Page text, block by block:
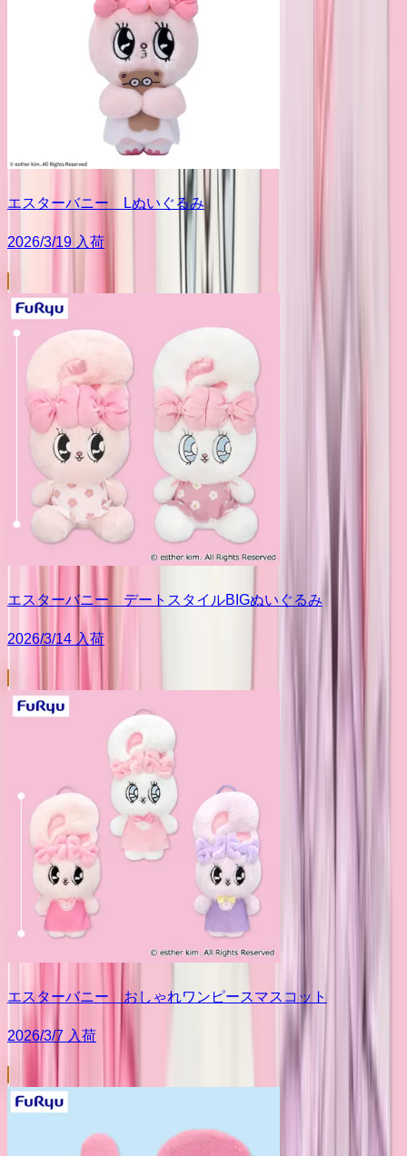
エスターバニー Lぬいぐるみ
2026/3/19 入荷
エスターバニー デートスタイルBIGぬいぐるみ
2026/3/14 入荷
エスターバニー おしゃれワンピースマスコット
2026/3/7 入荷